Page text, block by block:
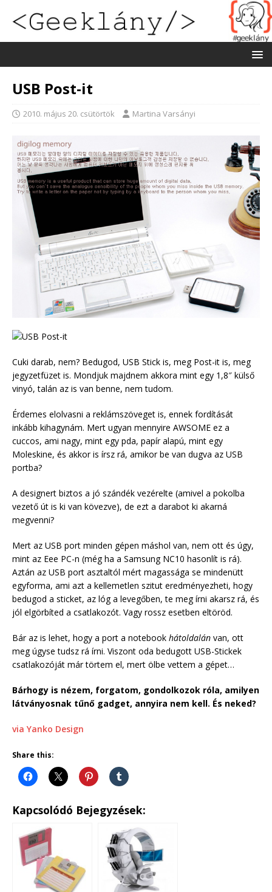
USB Post-it
2010. május 20. csütörtök Martina Varsányi
Cuki darab, nem? Bedugod, USB Stick is, meg Post-it is, meg
jegyzetfüzet is. Mondjuk majdnem akkora mint egy 1,8″ külső
vinyó, talán az is van benne, nem tudom.
Érdemes elolvasni a reklámszöveget is, ennek fordítását
inkább kihagynám. Mert ugyan mennyire AWSOME ez a
cuccos, ami nagy, mint egy pda, papír alapú, mint egy
Moleskine, és akkor is írsz rá, amikor be van dugva az USB
portba?
A designert biztos a jó szándék vezérelte (amivel a pokolba
vezető út is ki van kövezve), de ezt a darabot ki akarná
megvenni?
Mert az USB port minden gépen máshol van, nem ott és úgy,
mint az Eee PC-n (még ha a Samsung NC10 hasonlít is rá).
Aztán az USB port asztaltól mért magassága se mindenütt
egyforma, ami azt a kellemetlen szitut eredményezheti, hogy
bedugod a sticket, az lóg a levegőben, te meg írni akarsz rá, és
jól elgörbíted a csatlakozót. Vagy rossz esetben eltöröd.
Bár az is lehet, hogy a port a notebook hátoldalán van, ott
meg úgyse tudsz rá írni. Viszont oda bedugott USB-Stickek
csatlakozóját már törtem el, mert ölbe vettem a gépet…
Bárhogy is nézem, forgatom, gondolkozok róla, amilyen
látványosnak tűnő gadget, annyira nem kell. És neked?
via Yanko Design
Share this:
Kapcsolódó Bejegyzések: